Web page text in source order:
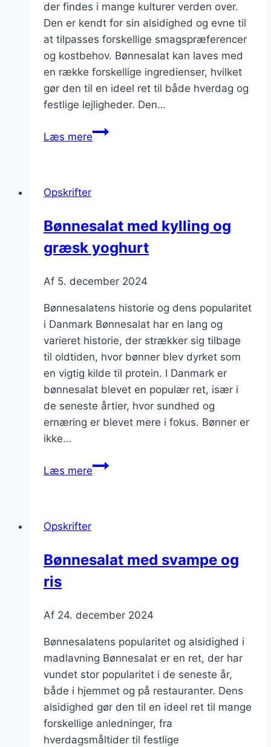
der findes i mange kulturer verden over.
Den er kendt for sin alsidighed og evne til
at tilpasses forskellige smagspræferencer
og kostbehov. Bønnesalat kan laves med
en række forskellige ingredienser, hvilket
gør den til en ideel ret til både hverdag og
festlige lejligheder. Den…
Læs mereBønnesalat
Opskrifter
Bønnesalat med kylling og
græsk yoghurt
Af 5. december 2024
Bønnesalatens historie og dens popularitet
i Danmark Bønnesalat har en lang og
varieret historie, der strækker sig tilbage
til oldtiden, hvor bønner blev dyrket som
en vigtig kilde til protein. I Danmark er
bønnesalat blevet en populær ret, især i
de seneste årtier, hvor sundhed og
ernæring er blevet mere i fokus. Bønner er
ikke…
Læs mereBønnesalat
Opskrifter
Bønnesalat med svampe og
ris
Af 24. december 2024
Bønnesalatens popularitet og alsidighed i
madlavning Bønnesalat er en ret, der har
vundet stor popularitet i de seneste år,
både i hjemmet og på restauranter. Dens
alsidighed gør den til en ideel ret til mange
forskellige anledninger, fra
hverdagsmåltider til festlige